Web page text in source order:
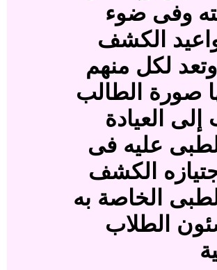
وفى ضوء
الكشف
لكل منهم
صورة الطالب
العيادة
عليه فى
الكشف
الخاصة به
الطلاب